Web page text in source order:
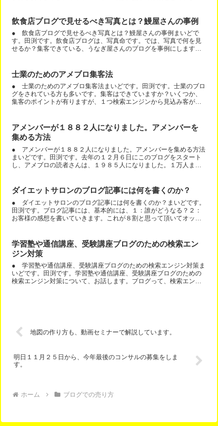
飲食店ブログで見せるべき写真とは？鰻屋さんの事例
● 飲食店ブログで見せるべき写真とは？鰻屋さんの事例まいどで
す。田渕です。飲食店ブログは、写真命です。では、写真で何を見
せるか？集客できている、うなぎ屋さんのブログを事例にします。
士業のためのアメブロ集客法
● 士業のためのアメブロ集客法まいどです。田渕です。士業のブロ
グをされている方も多いです。集客はできていますか？いくつか、
集客のポイントが有りますが、１つ検索エンジンから見込み客が集
アメンバーが１８８２人になりました。アメンバーを
集める方法
● アメンバーが１８８２人になりました。アメンバーを集める方法
まいどです。田渕です。去年の１２月６日にこのブログをスタート
し、アメブロの読者さんは、１９８５人になりました。１万人ま
ダイエットサロンのブログ記事には何を書くのか？
● ダイエットサロンのブログ記事には何を書くのか？まいどです。
田渕です。ブログ記事には、基本的には、１：誰がどうなる？２：
お客様の感想を書いていきます。これが８割と思って頂いてオッケ
学習塾や通信講座、受験講座ブログのための検索エン
ジン対策
● 学習塾や通信講座、受験講座ブログのための検索エンジン対策ま
いどです。田渕です。学習塾や通信講座、受験講座ブログのための
検索エンジン対策について、お話します。ブログって、検索エンジ
地図の作り方も、動画セミナーで解説しています。
明日１１月２５日から、今年最後のコンサルの募集をしま
す。
ホーム ブログでの売り方